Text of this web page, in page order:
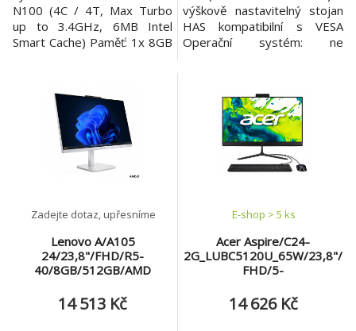
N100 (4C / 4T, Max Turbo
up to 3.4GHz, 6MB Intel
Smart Cache) Paměť: 1x 8GB
paměti: Up to 16GB DDR4-
3200 Pevný disk: 256GB SSD
M.2 2280 PCIe® 4.0x4
NVMe Optická mechanika: Ne
Čtečka paměťových karet: Ne
Displej: 23.8" FH
výškově nastavitelný stojan
HAS kompatibilní s VESA
Operační systém: ne
P-core 1,2/4,7 GHz, E-core
0,9/3,3 GHz, 10 MB cache)
Paměť: 8GB DDR5 Pevný
disk: 512GB M.2 NVMe™
PCIe® 4.0 SSD Optická
mechanika: ne Čtečka
Lenovo A/A105
24/23,8"/FHD/R5-
40/8GB/512GB/AMD
Zadejte dotaz, upřesníme
14 513 Kč
Acer Aspire/C24-
2G_LUBC5120U_65W/23,8"/
FHD/5-
int/W11H/Černá/1R
E-shop > 5 ks
14 626 Kč